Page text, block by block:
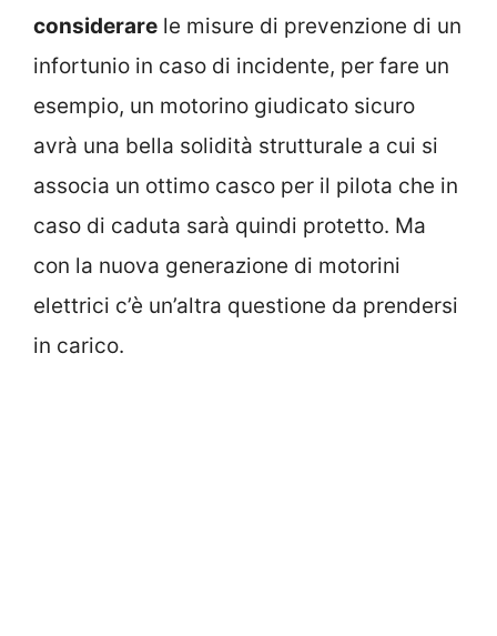
considerare le misure di prevenzione di un
infortunio in caso di incidente, per fare un
esempio, un motorino giudicato sicuro
avrà una bella solidità strutturale a cui si
associa un ottimo casco per il pilota che in
caso di caduta sarà quindi protetto. Ma
con la nuova generazione di motorini
elettrici c’è un’altra questione da prendersi
in carico.